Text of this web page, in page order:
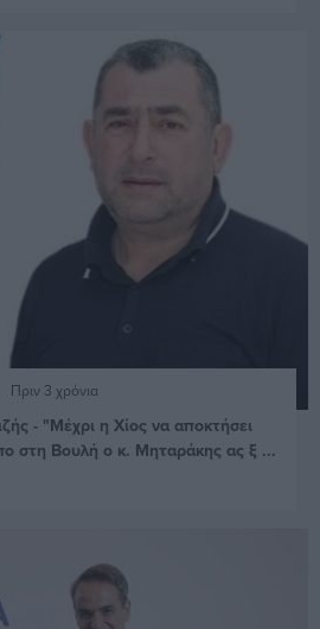
Πριν 3 χρόνια
- "Μέχρι η Χίος να αποκτήσει
στη Βουλή ο κ. Μηταράκης ας ξ ...